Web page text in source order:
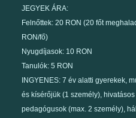
JEGYEK ÁRA:
Felnőttek: 20 RON (20 főt
RON/fő)
Nyugdíjasok: 10 RON
Tanulók: 5 RON
INGYENES: 7 év alatti gyerekek,
és kísérőjük (1 személy),
pedagógusok (max. 2 személy),